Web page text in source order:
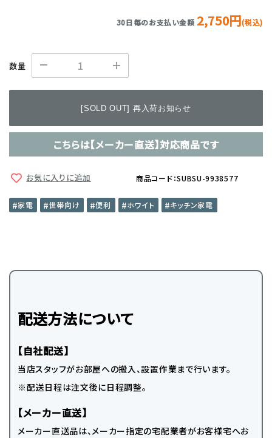
30日毎のお支払い金額 2,750円(税込)
数量
[SOLD OUT] 再入荷お知らせ
こちらは【メーカー直送】対応商品です
お気に入りに追加 商品コード：SUBSU-9938577
家電 世帯向け 便利 ホワイト キッチン家電
配送方法について
【自社配送】
当店スタッフがお部屋への搬入、設置作業まで行います。
※配送日程は注文後に日程調整。
【メーカー直送】
メーカー直送品は、メーカー指定の宅配業者がお客様宅へお